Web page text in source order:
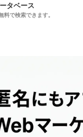
タベース
で検索できます。